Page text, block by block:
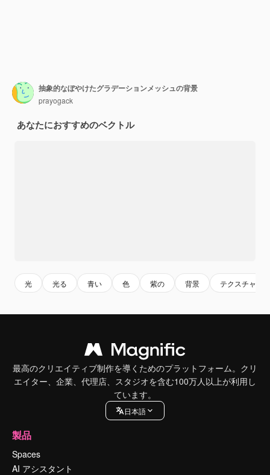
抽象的なぼやけたグラデーションメッシュの背景
prayogack
あなたにおすすめのベクトル
光 光る 青い 色 紫の 背景 テクスチャー
最高のクリエイティブ制作を導くためのプラットフォーム。クリ
エイター、企業、代理店、スタジオを含む100万人以上が利用し
ています。
日本語
製品
Spaces
AI アシスタント